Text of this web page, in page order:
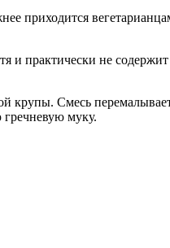
приходится
и практически не
крупы. Смесь
гречневую муку.